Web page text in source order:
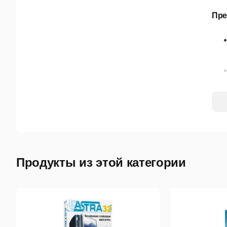
Продукты из этой категории